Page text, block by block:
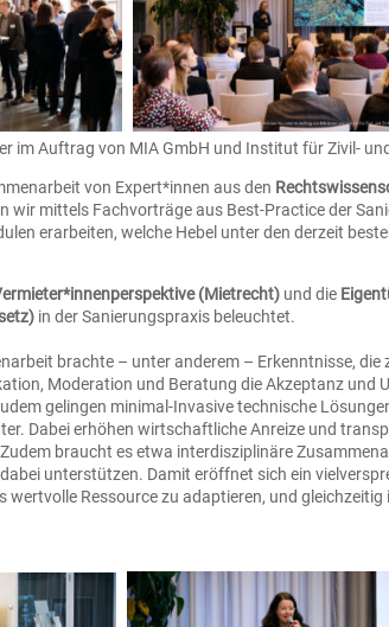
im Auftrag von MIA GmbH und Institut für Zivil-
von Expert*innen aus den
wir mittels Fachvorträge aus Best-Practice der
erarbeiten, welche Hebel unter den derzeit
(Mietrecht) und die
in der Sanierungspraxis beleuchtet.
brachte – unter anderem – Erkenntnisse,
Moderation und Beratung die Akzeptanz und
gelingen minimal-Invasive technische
Dabei erhöhen wirtschaftliche Anreize und
braucht es etwa interdisziplinäre
unterstützen. Damit eröffnet sich ein
wertvolle Ressource zu adaptieren, und